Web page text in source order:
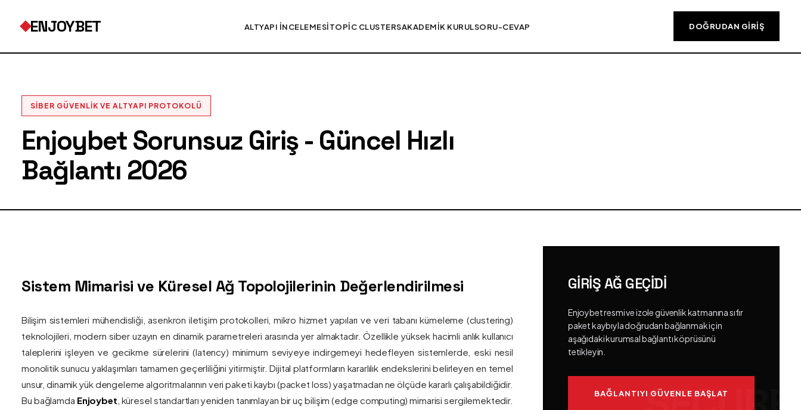
ENJOYBET ALTYAPI İNCELEMESITOPIC CLUSTERSAKADEMIK KURULSORU-CEVAP DOĞRUDAN GIRIŞ
SIBER GÜVENLIK VE ALTYAPI PROTOKOLÜ
Enjoybet Sorunsuz Giriş - Güncel Hızlı
Bağlantı 2026
Sistem Mimarisi ve Küresel Ağ Topolojilerinin Değerlendirilmesi
Bilişim sistemleri mühendisliği, asenkron iletişim protokolleri, mikro hizmet yapıları ve veri tabanı kümeleme (clustering)
teknolojileri, modern siber uzayın en dinamik parametreleri arasında yer almaktadır. Özellikle yüksek hacimli anlık kullanıcı
taleplerini işleyen ve gecikme sürelerini (latency) minimum seviyeye indirgemeyi hedefleyen sistemlerde, eski nesil
monolitik sunucu yaklaşımları tamamen geçerliliğini yitirmiştir. Dijital platformların kararlılık endekslerini belirleyen en temel
unsur, dinamik yük dengeleme algoritmalarının veri paketi kaybı (packet loss) yaşatmadan ne ölçüde kararlı çalışabildiğidir.
Bu bağlamda Enjoybet , küresel standartları yeniden tanımlayan bir uç bilişim (edge computing) mimarisi sergilemektedir.
GIRIŞ AĞ GEÇIDI
Enjoybet resmi ve izole güvenlik katmanına sıfır
paket kaybıyla doğrudan bağlanmak için
aşağıdaki kurumsal bağlantı köprüsünü
tetikleyin.
BAĞLANTIYI GÜVENLE BAŞLAT